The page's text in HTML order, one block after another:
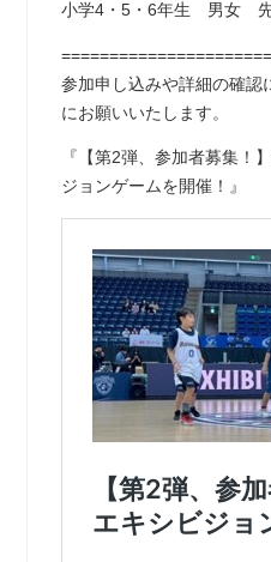
小学4・5・6年生 男女
参加申し込みや詳細の確認
にお願いいたします。
『【第2弾、参加者募集！
ジョンゲームを開催！』